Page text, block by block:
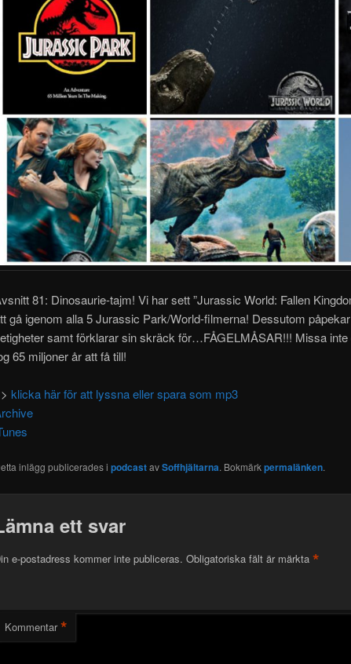
81: Dinosaurie-tajm! Vi har sett ”Jurassic World: Fallen
gå igenom alla 5 Jurassic Park/World-filmerna! Dessutom
samt förklarar sin skräck för…FÅGELMÅSAR!!! Missa inte
65 miljoner år att få till!
klicka här för att lyssna eller spara som mp3
inlägg publicerades i podcastavSoffhjältarna. Bokmärkpermalänken.
ett svar
e-postadress kommer inte publiceras. Obligatoriska fält är märkta *
Kommentar *